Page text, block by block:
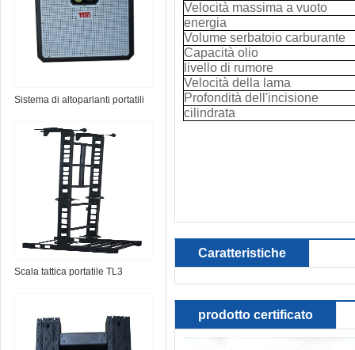
Sistema di altoparlanti portatili
Scala tattica portatile TL3
Velocità massima a vuoto
energia
Volume serbatoio carburante
Capacità olio
livello di rumore
Velocità della lama
Profondità dell'incisione
cilindrata
Caratteristiche
prodotto certificato